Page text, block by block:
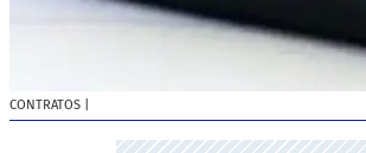
CONTRATOS